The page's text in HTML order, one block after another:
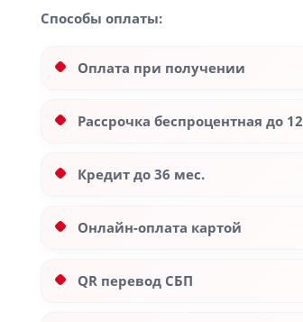
Способы оплаты:
Оплата при получении
Рассрочка беспроцентная до
Кредит до 36 мес.
Онлайн-оплата картой
QR перевод СБП